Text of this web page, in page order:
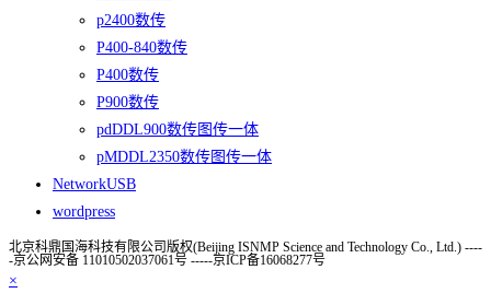
p2400数传
P400-840数传
P400数传
P900数传
pdDDL900数传图传一体
pMDDL2350数传图传一体
NetworkUSB
wordpress
北京科鼎国海科技有限公司版权(Beijing ISNMP Science and Technology Co., Ltd.) ----
-京公网安备 11010502037061号 -----京ICP备16068277号
×